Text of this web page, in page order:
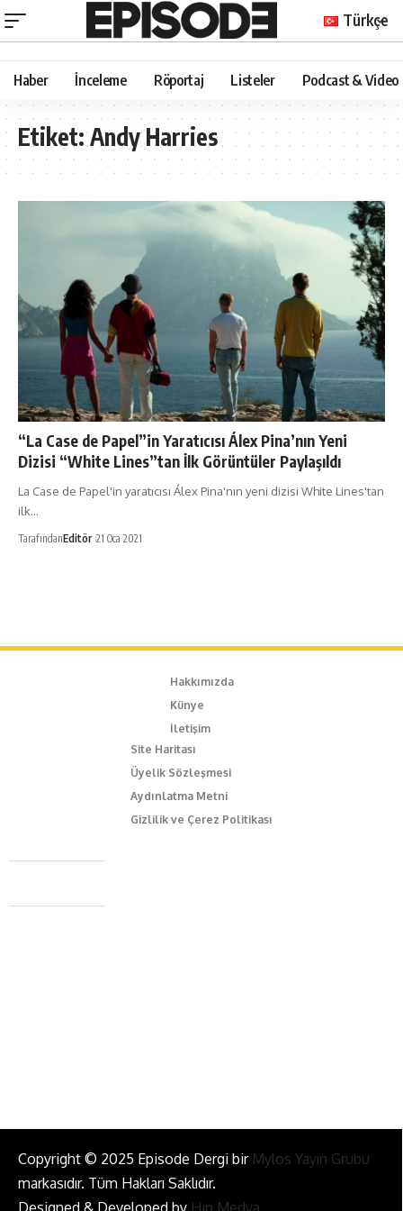
Türkçe
Haber İnceleme Röportaj Listeler Podcast & Video
Etiket:Andy Harries
“La Case de Papel”in Yaratıcısı Álex Pina’nın Yeni
Dizisi “White Lines”tan İlk Görüntüler Paylaşıldı
La Case de Papel'in yaratıcısı Álex Pina'nın yeni dizisi White Lines'tan
ilk…
TarafındanEditör 21 Oca 2021
Hakkımızda
Künye
İletişim
Site Haritası
Üyelik Sözleşmesi
Aydınlatma Metni
Gizlilik ve Çerez Politikası
Caferağa Mah. Dr. Şakir Paşa Sok. No3/A Kadıköy İstanbul
+90 543 345 46 00
Copyright © 2025 Episode Dergi bir Mylos Yayın Grubu
markasıdır. Tüm Hakları Saklıdır.
Designed & Developed by Hip Medya